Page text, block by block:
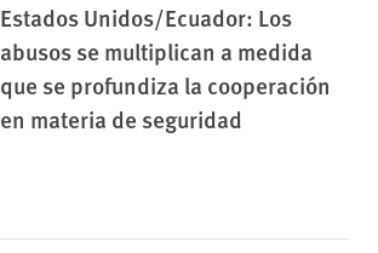
Estados Unidos/Ecuador: Los
abusos se multiplican a medida
que se profundiza la cooperación
en materia de seguridad